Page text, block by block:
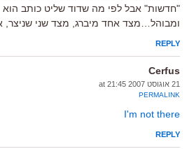
"חדשות" אבל לפי מה שדוד שליט כותב הוא
ומבוהל…מצד אחד מיברג, מצד שני שניצר,
REPLY
Cerfus
21 אוגוסט 2007 at 21:45
PERMALINK
I'm not there
REPLY